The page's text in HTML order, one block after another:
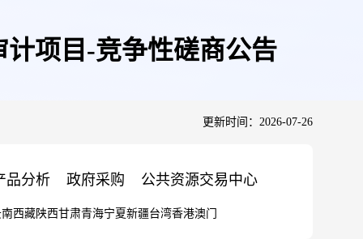
项目-竞争性磋商公告
更新时间：2026-07-26
品分析 政府采购 公共资源交易中心
西藏陕西甘肃青海宁夏新疆台湾香港澳门